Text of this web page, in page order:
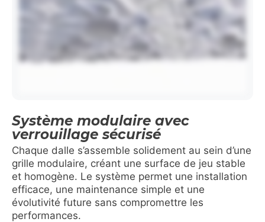
Système modulaire avec
verrouillage sécurisé
Chaque dalle s’assemble solidement au sein d’une
grille modulaire, créant une surface de jeu stable
et homogène. Le système permet une installation
efficace, une maintenance simple et une
évolutivité future sans compromettre les
performances.